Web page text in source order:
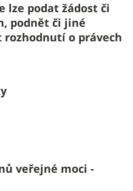
lze podat žádost či
podnět či jiné
rozhodnutí o právech
veřejné moci -